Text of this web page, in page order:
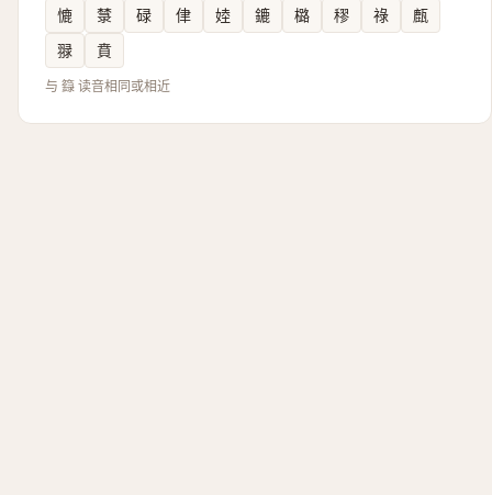
㦇 㯟 碌 侓 㛬 鏕 㯝 穋 祿
㼾
䎑
賁
与 籙 读音相同或相近